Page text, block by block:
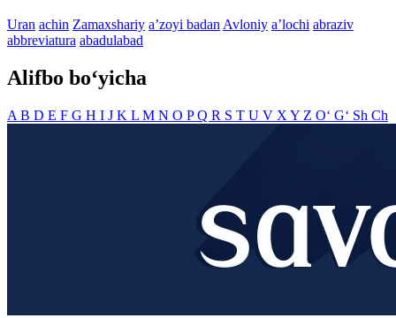
Uran achin Zamaxshariy aʼzoyi badan Avloniy aʼlochi abraziv
abbreviatura abadulabad
Alifbo bo‘yicha
A B D E F G H I J K L M N O PQ R S T U V X Y Z O‘ G‘ Sh Ch